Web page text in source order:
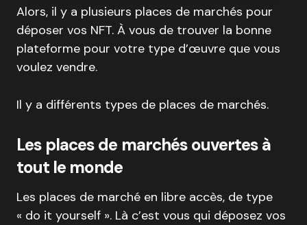
Alors, il y a plusieurs places de marchés pour
déposer vos NFT. À vous de trouver la bonne
plateforme pour votre type d’œuvre que vous
voulez vendre.
Il y a différents types de places de marchés.
Les places de marchés ouvertes à
tout le monde
Les places de marché en libre accès, de type
« do it yourself ». Là c’est vous qui déposez vos